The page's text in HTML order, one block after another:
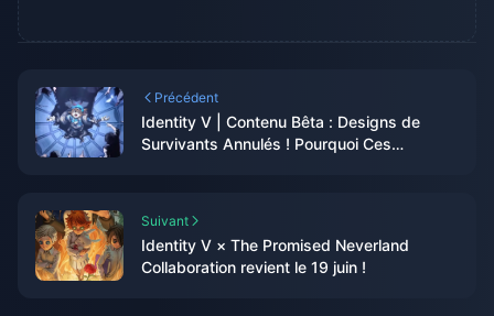
Précédent
Identity V | Contenu Bêta : Designs de
Survivants Annulés ! Pourquoi Ces
Suivant
Identity V × The Promised Neverland
Collaboration revient le 19 juin !